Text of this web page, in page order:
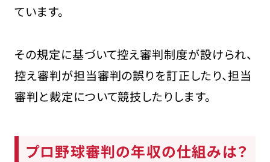
ています。
その規定に基づいて控え審判制度が設けられ、
控え審判が担当審判の誤りを訂正したり、担当
審判と裁定について競技したりします。
プロ野球審判の年収の仕組みは？